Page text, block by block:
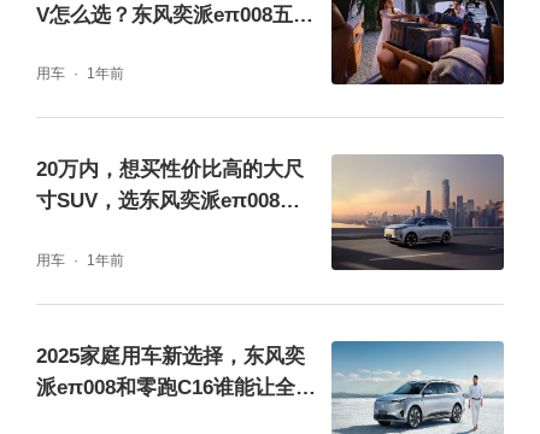
（一）健康座舱：打造 “会呼吸的安全空间”
味、低挥发环保材料，常温下车内有害物质含
量低于国标限值 5 倍以上，方向盘更首次应用
V怎么选？东风奕派eπ008五座
用车 1年前
20万内，想买性价比高的大尺
寸SUV，选东风奕派eπ008就
用车 1年前
2025家庭用车新选择，东风奕
派eπ008和零跑C16谁能让全家